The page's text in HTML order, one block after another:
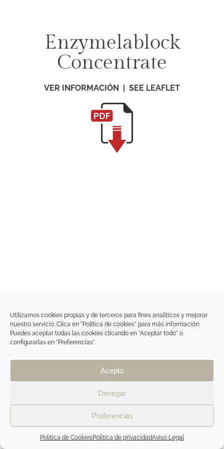
Utilizamos cookies propias y de terceros para fines analíticos y mejorar
nuestro servicio. Clica en "Política de cookies" para más información.
Puedes aceptar todas las cookies clicando en "Aceptar todo" o
configurarlas en "Preferencias".
Acepto
Denegar
Preferencias
Política de CookiesPolítica de privacidadAviso Legal
Enzymelablock
Concentrate
VER INFORMACIÓN | SEE LEAFLET